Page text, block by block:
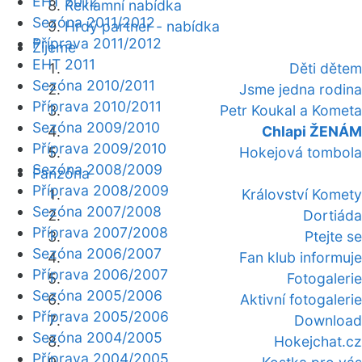
Reklamní nabídka
Hrdý partner - nabídka
Žijeme
Děti dětem
Jsme jedna rodina
Petr Koukal a Kometa
Chlapi ŽENÁM
Hokejová tombola
Fanzóna
Království Komety
Dortiáda
Ptejte se
Fan klub informuje
Fotogalerie
Aktivní fotogalerie
Download
Hokejchat.cz
Sezóna 2011/2012
Příprava 2011/2012
EHT 2011
Sezóna 2010/2011
Příprava 2010/2011
Sezóna 2009/2010
Příprava 2009/2010
Sezóna 2008/2009
Příprava 2008/2009
Sezóna 2007/2008
Příprava 2007/2008
Sezóna 2006/2007
Příprava 2006/2007
Sezóna 2005/2006
Příprava 2005/2006
Sezóna 2004/2005
Příprava 2004/2005